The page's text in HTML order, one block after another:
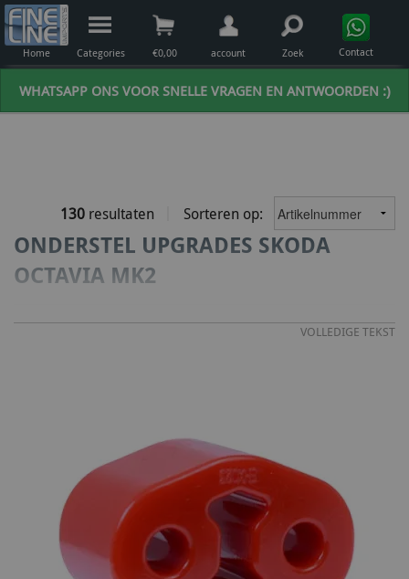
WHATSAPP ONS VOOR SNELLE VRAGEN EN ANTWOORDEN :)
Home Categories €0,00 account Zoek Contact
130 resultaten Sorteren op:
ONDERSTEL UPGRADES SKODA
OCTAVIA MK2
VOLLEDIGE TEKST